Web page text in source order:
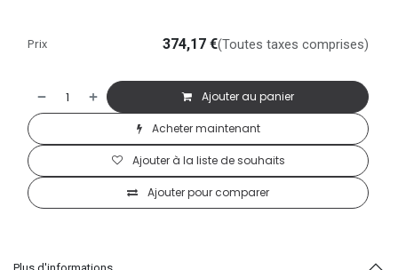
Ajouter au panier
Acheter maintenant
Ajouter pour comparer
Ajouter à la liste de souhaits
Prix 374,17 €(Toutes taxes comprises)
Plus d'informations